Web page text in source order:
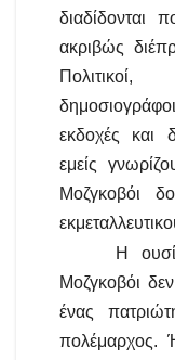
διαδίδονται
ακριβώς
εκδοχές και
εμείς
Μοζγκοβόι
Η
Μοζγκοβόι
ένας
πολέμαρχος.